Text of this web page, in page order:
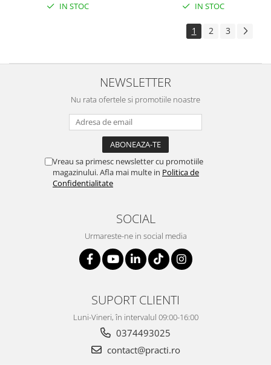
IN STOC IN STOC
1 2 3
NEWSLETTER
Nu rata ofertele si promotiile noastre
Vreau sa primesc newsletter cu promotiile
magazinului. Afla mai multe in Politica de
Confidentialitate
SOCIAL
Urmareste-ne in social media
SUPORT CLIENTI
Luni-Vineri, în intervalul 09:00-16:00
0374493025
contact@practi.ro